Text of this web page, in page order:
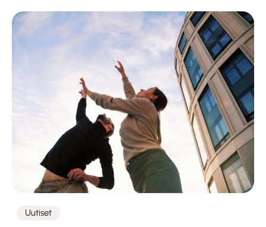
Kategoriat
Uutiset